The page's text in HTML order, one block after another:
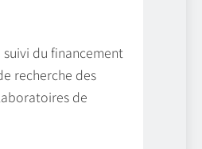
suivi du financement
recherche des
de